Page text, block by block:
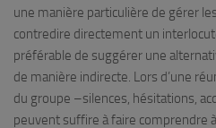
une manière particulière de gérer
contredire directement un
préférable de suggérer une
de manière indirecte. Lors d’une
du groupe –silences, hésitations,
peuvent suffire à faire comprendre